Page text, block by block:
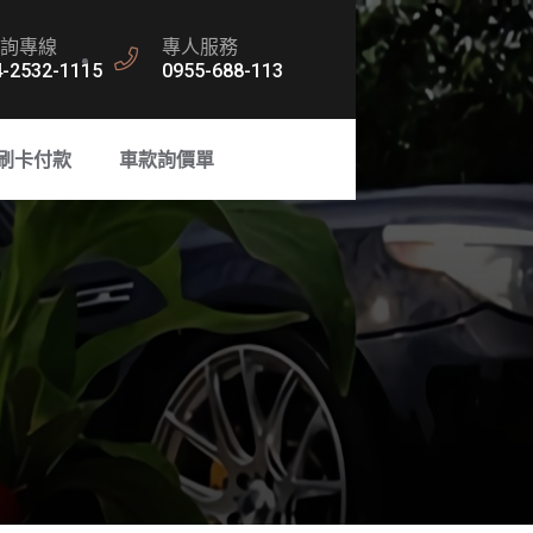
專線
2532-1115
專人服務
0955-688-113
卡付款 車款詢價單